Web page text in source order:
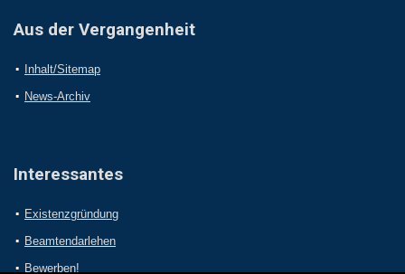
Aus der Vergangenheit
Inhalt/Sitemap
News-Archiv
Interessantes
Existenzgründung
Beamtendarlehen
Bewerben!